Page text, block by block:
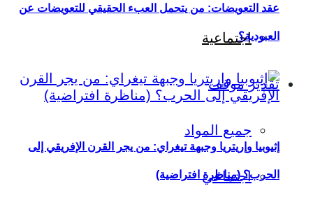
اجتماعية
تقدير موقف
جميع المواد
اجتماعي
عقد التعويضات: من يتحمل العبء الحقيقي للتعويضات عن
العبودية؟
إثيوبيا وإريتريا وجبهة تيغراي: من يجر القرن الإفريقي إلى
الحرب؟ (مناظرة افتراضية)